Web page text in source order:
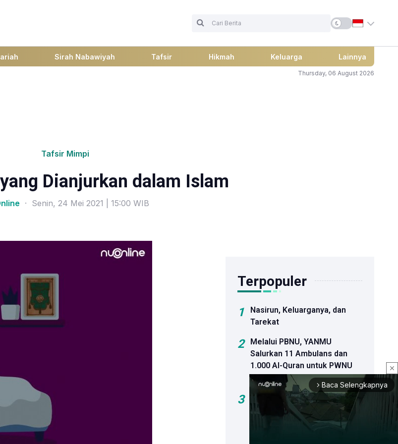
Sirah Nabawiyah Tafsir Hikmah Keluarga Lainnya
Thursday, 06 August 2026
Tafsir Mimpi
Dianjurkan dalam Islam
· Senin, 24 Mei 2021 | 15:00 WIB
close
arrow_forward_ios Baca Selengkapnya
Terpopuler
1
Nasirun, Keluarganya, dan
Tarekat
2
Melalui PBNU, YANMU
Salurkan 11 Ambulans dan
1.000 Al-Quran untuk PWNU
dan PCNU
3
Agresi Israel Tak Berhenti
usai Kesepakatan Pelucutan
Senjata, Jumlah Korban di